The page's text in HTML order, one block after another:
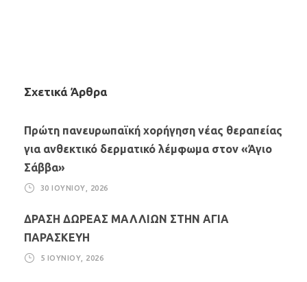
Σχετικά Άρθρα
Πρώτη πανευρωπαϊκή χορήγηση νέας θεραπείας
για ανθεκτικό δερματικό λέμφωμα στον «Άγιο
Σάββα»
30 ΙΟΥΝΊΟΥ, 2026
ΔΡΑΣΗ ΔΩΡΕΑΣ ΜΑΛΛΙΩΝ ΣΤΗΝ ΑΓΙΑ
ΠΑΡΑΣΚΕΥΗ
5 ΙΟΥΝΊΟΥ, 2026